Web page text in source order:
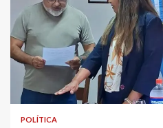
POLÍTICA